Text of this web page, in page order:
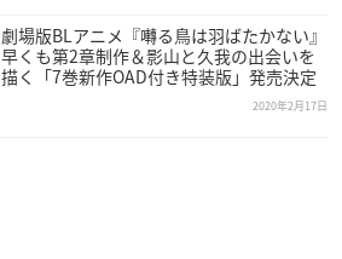
劇場版BLアニメ『囀る鳥は羽ばたかない』
早くも第2章制作＆影山と久我の出会いを
描く「7巻新作OAD付き特装版」発売決定
2020年2月17日